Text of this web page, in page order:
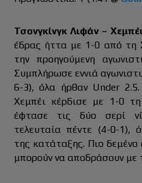
Τσονγκίνγκ Λιφάν –
έδρας ήττα με 1-0 από τη
την προηγούμενη
Συμπλήρωσε εννιά
6-3), όλα ήρθαν Under
Χεμπέι κέρδισε με 1-0 τη
έφτασε τις δύο σερί
τελευταία πέντε (4-0-1),
της κατάταξης. Πιο δεμένο
μπορούν να αποδράσουν με